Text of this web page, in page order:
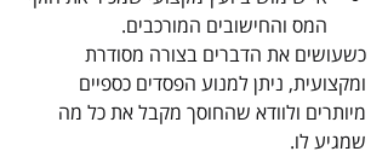
המס והחישובים המורכבים.
כשעושים את הדברים בצורה מסודרת
ומקצועית, ניתן למנוע הפסדים כספיים
מיותרים ולוודא שהחוסך מקבל את כל מה
שמגיע לו.